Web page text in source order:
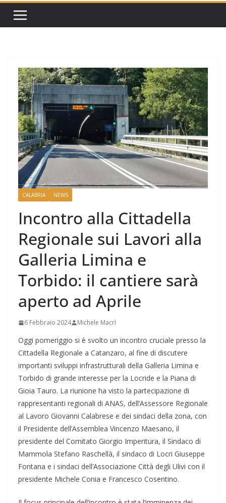
CALABRIA NEWS
Incontro alla Cittadella
Regionale sui Lavori alla
Galleria Limina e
Torbido: il cantiere sarà
aperto ad Aprile
6 Febbraio 2024 Michele Macrì
Oggi pomeriggio si è svolto un incontro cruciale presso la
Cittadella Regionale a Catanzaro, al fine di discutere
importanti sviluppi infrastrutturali della Galleria Limina e
Torbido di grande interesse per la Locride e la Piana di
Gioia Tauro. La riunione ha visto la partecipazione di
rappresentanti regionali di ANAS, dell’Assessore Regionale
al Lavoro Giovanni Calabrese e dei sindaci della zona, con
il Presidente dell’Assemblea Vincenzo Maesano, il
presidente del Comitato Giorgio Imperitura, il Sindaco di
Mammola Stefano Raschellà, il sindaco di Locri Giuseppe
Fontana e i sindaci dell’Associazione Città degli Ulivi con il
presidente Michele Conia e Francesco Cosentino.